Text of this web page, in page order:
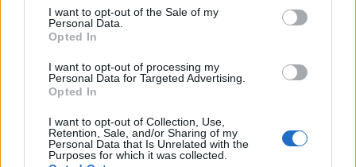
consent section.
I want to opt-out of the Sale of my
Personal Data.
Opted In
I want to opt-out of processing my
Personal Data for Targeted Advertising.
Opted In
I want to opt-out of Collection, Use,
Retention, Sale, and/or Sharing of my
Personal Data that Is Unrelated with the
Purposes for which it was collected.
Często sprawdzane
Czy można napisaća żeby?
Warianty: czy istniejekwiz?